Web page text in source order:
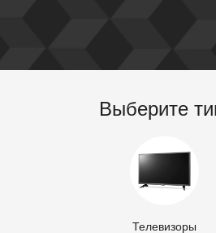
Выберите
Телевизоры